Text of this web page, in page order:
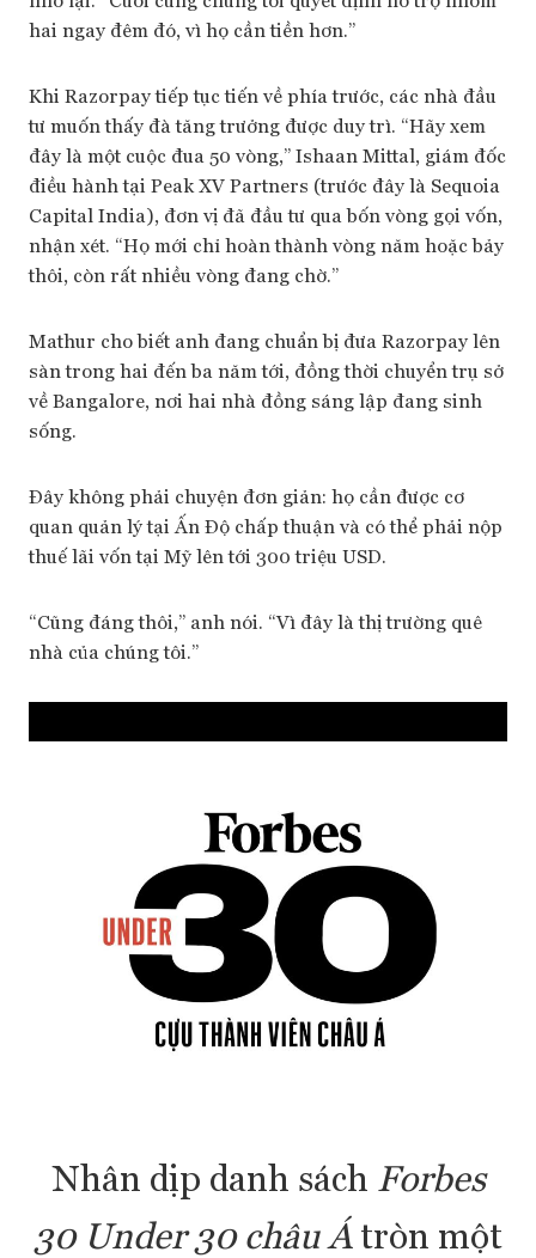
hai ngay đêm đó, vì họ cần tiền hơn.”
Khi Razorpay tiếp tục tiến về phía trước, các nhà đầu
tư muốn thấy đà tăng trưởng được duy trì. “Hãy xem
đây là một cuộc đua 50 vòng,” Ishaan Mittal, giám đốc
điều hành tại Peak XV Partners (trước đây là Sequoia
Capital India), đơn vị đã đầu tư qua bốn vòng gọi vốn,
nhận xét. “Họ mới chỉ hoàn thành vòng năm hoặc bảy
thôi, còn rất nhiều vòng đang chờ.”
Mathur cho biết anh đang chuẩn bị đưa Razorpay lên
sàn trong hai đến ba năm tới, đồng thời chuyển trụ sở
về Bangalore, nơi hai nhà đồng sáng lập đang sinh
sống.
Đây không phải chuyện đơn giản: họ cần được cơ
quan quản lý tại Ấn Độ chấp thuận và có thể phải nộp
thuế lãi vốn tại Mỹ lên tới 300 triệu USD.
“Cũng đáng thôi,” anh nói. “Vì đây là thị trường quê
nhà của chúng tôi.”
Nhân dịp danh sách Forbes
30 Under 30 châu Á tròn một